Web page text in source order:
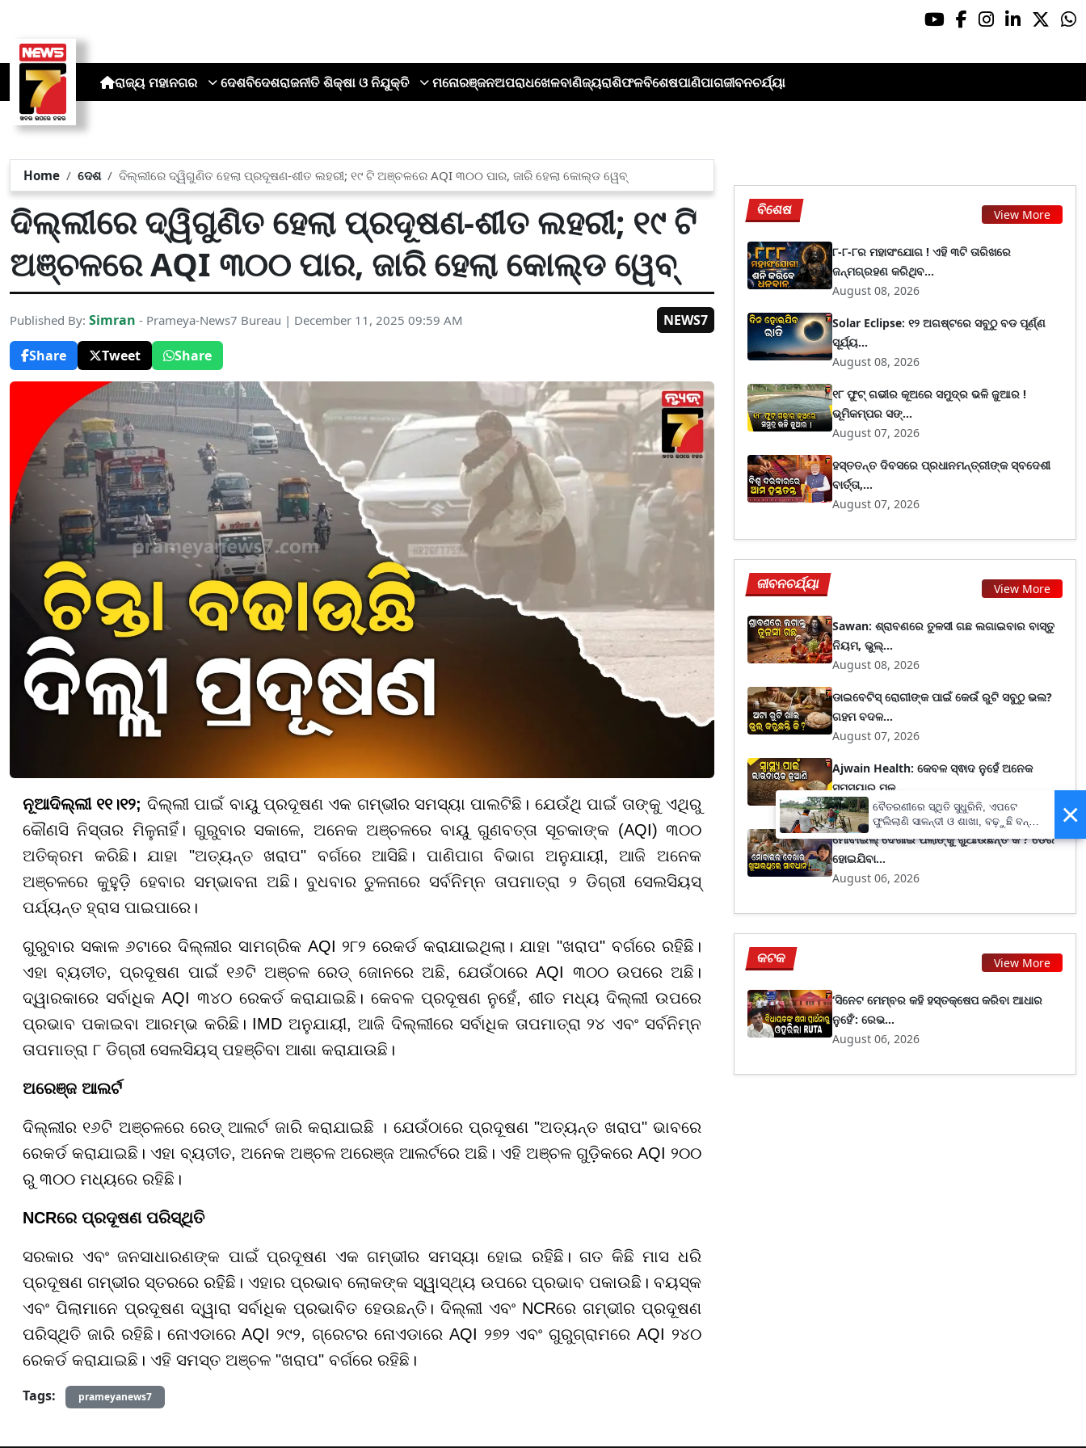
ରାଜ୍ୟ ମହାନଗର ଦେଶବିଦେଶରାଜନୀତି ଶିକ୍ଷା ଓ ନିଯୁକ୍ତି ମନୋରଞ୍ଜନଅପରାଧଖେଳବାଣିଜ୍ୟରାଶିଫଳବିଶେଷପାଣିପାଗଜୀବନଚର୍ଯ୍ୟା
Home ଦେଶ ଦିଲ୍ଲୀରେ ଦ୍ୱିଗୁଣିତ ହେଲା ପ୍ରଦୂଷଣ-ଶୀତ ଲହରୀ; ୧୯ ଟି ଅଞ୍ଚଳରେ AQI ୩୦୦ ପାର, ଜାରି ହେଲା କୋଲ୍ଡ ୱେବ୍
ଦିଲ୍ଲୀରେ ଦ୍ୱିଗୁଣିତ ହେଲା ପ୍ରଦୂଷଣ-ଶୀତ ଲହରୀ; ୧୯ ଟି
ଅଞ୍ଚଳରେ AQI ୩୦୦ ପାର, ଜାରି ହେଲା କୋଲ୍ଡ ୱେବ୍
Published By: Simran - Prameya-News7 Bureau | December 11, 2025 09:59 AM
NEWS7
Share
Tweet Share
ନୂଆଦିଲ୍ଲୀ ୧୧।୧୨; ଦିଲ୍ଲୀ ପାଇଁ ବାୟୁ ପ୍ରଦୂଷଣ ଏକ ଗମ୍ଭୀର ସମସ୍ୟା ପାଲଟିଛି। ଯେଉଁଥି ପାଇଁ ତାଙ୍କୁ ଏଥିରୁ
କୌଣସି ନିସ୍ତାର ମିଳୁନାହିଁ। ଗୁରୁବାର ସକାଳେ, ଅନେକ ଅଞ୍ଚଳରେ ବାୟୁ ଗୁଣବତ୍ତା ସୂଚକାଙ୍କ (AQI) ୩୦୦
ଅତିକ୍ରମ କରିଛି। ଯାହା "ଅତ୍ୟନ୍ତ ଖରାପ" ବର୍ଗରେ ଆସିଛି। ପାଣିପାଗ ବିଭାଗ ଅନୁଯାୟୀ, ଆଜି ଅନେକ
ଅଞ୍ଚଳରେ କୁହୁଡ଼ି ହେବାର ସମ୍ଭାବନା ଅଛି। ବୁଧବାର ତୁଳନାରେ ସର୍ବନିମ୍ନ ତାପମାତ୍ରା ୨ ଡିଗ୍ରୀ ସେଲସିୟସ୍
ପର୍ଯ୍ୟନ୍ତ ହ୍ରାସ ପାଇପାରେ।
ଗୁରୁବାର ସକାଳ ୬ଟାରେ ଦିଲ୍ଲୀର ସାମଗ୍ରିକ AQI ୨୮୨ ରେକର୍ଡ କରାଯାଇଥିଲା। ଯାହା "ଖରାପ" ବର୍ଗରେ ରହିଛି।
ଏହା ବ୍ୟତୀତ, ପ୍ରଦୂଷଣ ପାଇଁ ୧୬ଟି ଅଞ୍ଚଳ ରେଡ୍ ଜୋନରେ ଅଛି, ଯେଉଁଠାରେ AQI ୩୦୦ ଉପରେ ଅଛି।
ଦ୍ୱାରକାରେ ସର୍ବାଧିକ AQI ୩୪୦ ରେକର୍ଡ କରାଯାଇଛି। କେବଳ ପ୍ରଦୂଷଣ ନୁହେଁ, ଶୀତ ମଧ୍ୟ ଦିଲ୍ଲୀ ଉପରେ
ପ୍ରଭାବ ପକାଇବା ଆରମ୍ଭ କରିଛି। IMD ଅନୁଯାୟୀ, ଆଜି ଦିଲ୍ଲୀରେ ସର୍ବାଧିକ ତାପମାତ୍ରା ୨୪ ଏବଂ ସର୍ବନିମ୍ନ
ତାପମାତ୍ରା ୮ ଡିଗ୍ରୀ ସେଲସିୟସ୍ ପହଞ୍ଚିବା ଆଶା କରାଯାଉଛି।
ଅରେଞ୍ଜ ଆଲର୍ଟ
ଦିଲ୍ଲୀର ୧୬ଟି ଅଞ୍ଚଳରେ ରେଡ୍ ଆଲର୍ଟ ଜାରି କରାଯାଇଛି । ଯେଉଁଠାରେ ପ୍ରଦୂଷଣ "ଅତ୍ୟନ୍ତ ଖରାପ" ଭାବରେ
ରେକର୍ଡ କରାଯାଇଛି। ଏହା ବ୍ୟତୀତ, ଅନେକ ଅଞ୍ଚଳ ଅରେଞ୍ଜ ଆଲର୍ଟରେ ଅଛି। ଏହି ଅଞ୍ଚଳ ଗୁଡ଼ିକରେ AQI ୨୦୦
ରୁ ୩୦୦ ମଧ୍ୟରେ ରହିଛି।
NCRରେ ପ୍ରଦୂଷଣ ପରିସ୍ଥିତି
ସରକାର ଏବଂ ଜନସାଧାରଣଙ୍କ ପାଇଁ ପ୍ରଦୂଷଣ ଏକ ଗମ୍ଭୀର ସମସ୍ୟା ହୋଇ ରହିଛି। ଗତ କିଛି ମାସ ଧରି
ପ୍ରଦୂଷଣ ଗମ୍ଭୀର ସ୍ତରରେ ରହିଛି। ଏହାର ପ୍ରଭାବ ଲୋକଙ୍କ ସ୍ୱାସ୍ଥ୍ୟ ଉପରେ ପ୍ରଭାବ ପକାଉଛି। ବୟସ୍କ
ଏବଂ ପିଲାମାନେ ପ୍ରଦୂଷଣ ଦ୍ୱାରା ସର୍ବାଧିକ ପ୍ରଭାବିତ ହେଉଛନ୍ତି। ଦିଲ୍ଲୀ ଏବଂ NCRରେ ଗମ୍ଭୀର ପ୍ରଦୂଷଣ
ପରିସ୍ଥିତି ଜାରି ରହିଛି। ନୋଏଡାରେ AQI ୨୯୨, ଗ୍ରେଟର ନୋଏଡାରେ AQI ୨୭୨ ଏବଂ ଗୁରୁଗ୍ରାମରେ AQI ୨୪୦
ରେକର୍ଡ କରାଯାଇଛି। ଏହି ସମସ୍ତ ଅଞ୍ଚଳ "ଖରାପ" ବର୍ଗରେ ରହିଛି।
Tags:
prameyanews7
ବିଶେଷ View More
୮-୮-୮ର ମହାସଂଯୋଗ ! ଏହି ୩ଟି ତାରିଖରେ
ଜନ୍ମଗ୍ରହଣ କରିଥିବ...
August 08, 2026
Solar Eclipse: ୧୨ ଅଗଷ୍ଟରେ ସବୁଠୁ ବଡ ପୂର୍ଣ୍ଣ
ସୂର୍ଯ୍ୟ...
August 08, 2026
୧୮ ଫୁଟ୍ ଗଭୀର କୂଅରେ ସମୁଦ୍ର ଭଳି ଜୁଆର !
ଭୂମିକମ୍ପର ସଙ୍...
August 07, 2026
ହସ୍ତତନ୍ତ ଦିବସରେ ପ୍ରଧାନମନ୍ତ୍ରୀଙ୍କ ସ୍ବଦେଶୀ
ବାର୍ତ୍ତା,...
August 07, 2026
ଜୀବନଚର୍ଯ୍ୟା View More
Sawan: ଶ୍ରାବଣରେ ତୁଳସୀ ଗଛ ଲଗାଇବାର ବାସ୍ତୁ
ନିୟମ, ଭୁଲ୍...
August 08, 2026
ଡାଇବେଟିସ୍ ରୋଗୀଙ୍କ ପାଇଁ କେଉଁ ରୁଟି ସବୁଠୁ ଭଲ?
ଗହମ ବଦଳ...
August 07, 2026
Ajwain Health: କେବଳ ସ୍ଵାଦ ନୁହେଁ ଅନେକ
ସମସ୍ୟାରୁ ମୁକ୍...
August 07, 2026
ମୋବାଇଲ୍ ଦେଖାଇ ପିଲାଙ୍କୁ ଖୁଆଉଛନ୍ତି କି ? ଡେରି
ହୋଇଯିବା...
August 06, 2026
କଟକ View More
‘ସିନେଟ ମେମ୍ବର କହି ହସ୍ତକ୍ଷେପ କରିବା ଆଧାର
ନୁହେଁ’: ରେଭ...
August 06, 2026
×
ବୈତରଣୀରେ ସ୍ଥିତି ସୁଧୁରିନି, ଏପଟେ
ଫୁଲିଲାଣି ସାଳନ୍ଦୀ ଓ ଶାଖା, ବଢ଼ୁଛି ବନ୍ୟା
ଭୟ